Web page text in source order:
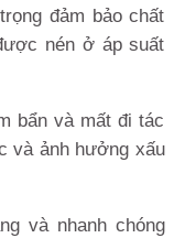
đảm bảo chất
nén ở áp suất
bẩn và mất đi tác
và ảnh hưởng xấu
và nhanh chóng